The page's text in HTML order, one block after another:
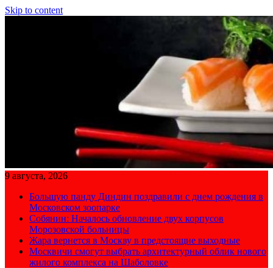
Skip to content
9 августа, 2026
Большую панду Диндин поздравили с днем рождения в
Московском зоопарке
Собянин: Началось обновление двух корпусов
Морозовской больницы
Жара вернется в Москву в предстоящие выходные
Москвичи смогут выбрать архитектурный облик нового
жилого комплекса на Шаболовке